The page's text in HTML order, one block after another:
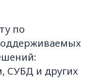
по
СУБД и других